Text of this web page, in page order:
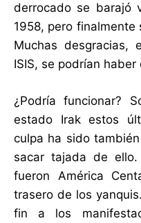
derrocado se barajó
1958, pero finalmente
Muchas desgracias,
ISIS, se podrían haber
¿Podría funcionar?
estado Irak estos
culpa ha sido
sacar tajada de
fueron América
trasero de los
fin a los